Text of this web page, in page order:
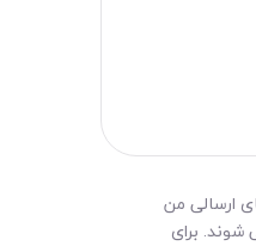
ارسالی من
برای